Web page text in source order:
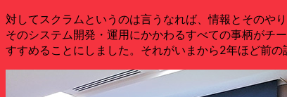
対してスクラムというのは言うなれば、情報とそのや
そのシステム開発・運用にかかわるすべての事柄がチ
すすめることにしました。それがいまから2年ほど前の